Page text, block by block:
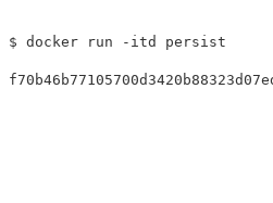
$ docker run -itd persist